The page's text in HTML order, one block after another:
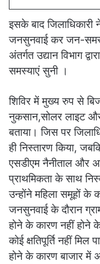
इसके बाद जिलाधिकारी
जनसुनवाई कर जन-
अंतर्गत उद्यान विभाग
समस्याएं सुनी ।
शिविर में मुख्य रुप से
नुकसान,सोलर लाइट
बताया। जिस पर
ही निस्तारण किया,
एसडीएम नैनीताल और
प्राथमिकता के साथ
उन्होंने महिला समूहों के
जनसुनवाई के दौरान
होने के कारण नहीं होने
कोई क्षतिपूर्ति नहीं
होने के कारण बाजार में